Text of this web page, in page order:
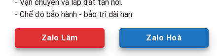
- Vận chuyển và lắp đặt tận nơi.
- Chế độ bảo hành - bảo trì dài hạn
Zalo Lâm Zalo Hoà